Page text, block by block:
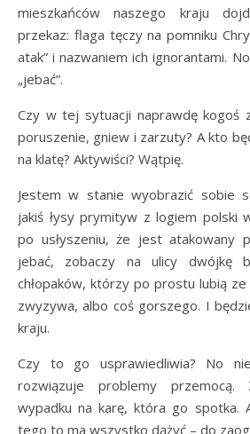
mieszkańców naszego kraju
przekaz: flaga tęczy na pomniku
atak” i nazwaniem ich ignorantami.
„jebać”.
Czy w tej sytuacji naprawdę kogoś
poruszenie, gniew i zarzuty? A kto
na klatę? Aktywiści? Wątpię.
Jestem w stanie wyobrazić sobie
jakiś łysy prymityw z logiem polski
po usłyszeniu, że jest atakowany
jebać, zobaczy na ulicy dwójkę
chłopaków, którzy po prostu lubią
zwyzywa, albo coś gorszego. I
kraju.
Czy to go usprawiedliwia? No
rozwiązuje problemy przemocą.
wypadku na karę, która go spotka.
tego to ma wszystko dążyć – do